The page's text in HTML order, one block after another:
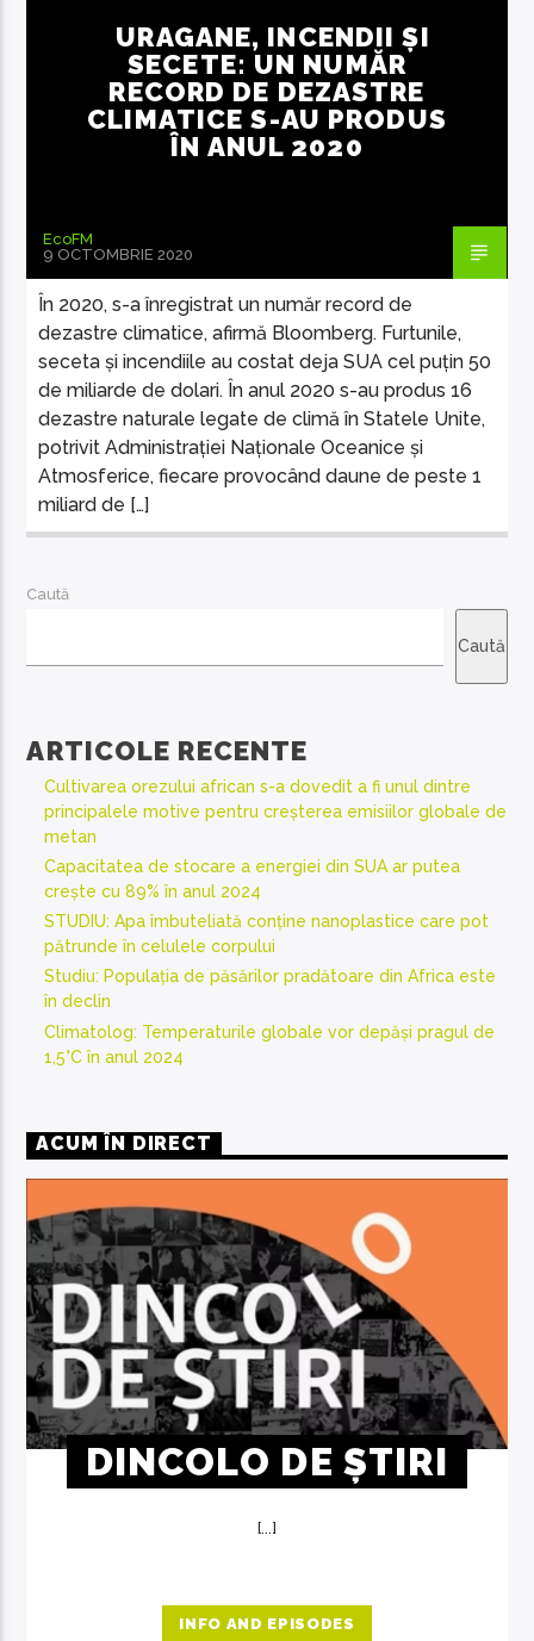
URAGANE, INCENDII ȘI
SECETE: UN NUMĂR
RECORD DE DEZASTRE
CLIMATICE S-AU PRODUS
ÎN ANUL 2020
EcoFM
9 OCTOMBRIE 2020
În 2020, s-a înregistrat un număr record de
dezastre climatice, afirmă Bloomberg. Furtunile,
seceta și incendiile au costat deja SUA cel puțin 50
de miliarde de dolari. În anul 2020 s-au produs 16
dezastre naturale legate de climă în Statele Unite,
potrivit Administrației Naționale Oceanice și
Atmosferice, fiecare provocând daune de peste 1
miliard de […]
Caută
Caută
ARTICOLE RECENTE
Cultivarea orezului african s-a dovedit a fi unul dintre
principalele motive pentru creșterea emisiilor globale de
metan
Capacitatea de stocare a energiei din SUA ar putea
crește cu 89% în anul 2024
STUDIU: Apa îmbuteliată conține nanoplastice care pot
pătrunde în celulele corpului
Studiu: Populația de păsărilor pradătoare din Africa este
în declin
Climatolog: Temperaturile globale vor depăși pragul de
1,5°C în anul 2024
ACUM ÎN DIRECT
DINCOLO DE ȘTIRI
[...]
INFO AND EPISODES